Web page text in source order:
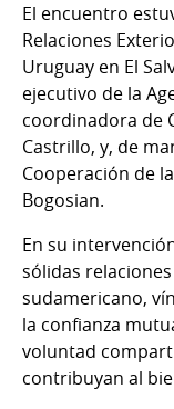
El encuentro
Relaciones
Uruguay en El
ejecutivo de la
coordinadora de
Castrillo, y, de
Cooperación de
Bogosian.
En su
sólidas
sudamericano,
la confianza
voluntad
contribuyan al